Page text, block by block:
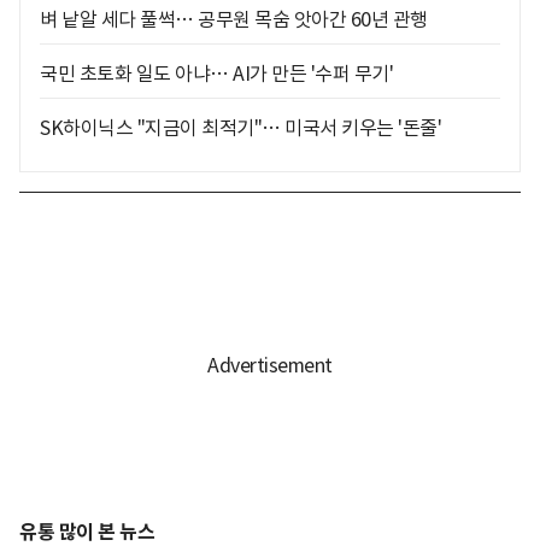
벼 낱알 세다 풀썩… 공무원 목숨 앗아간 60년 관행
국민 초토화 일도 아냐… AI가 만든 '수퍼 무기'
SK하이닉스 "지금이 최적기"… 미국서 키우는 '돈줄'
유통 많이 본 뉴스